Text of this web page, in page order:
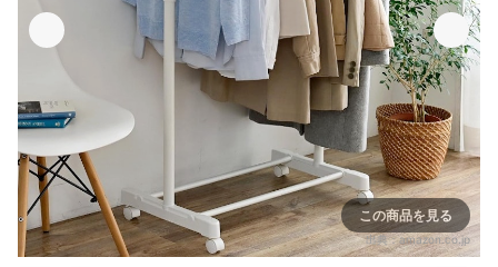
この商品を見る
出典：amazon.co.jp